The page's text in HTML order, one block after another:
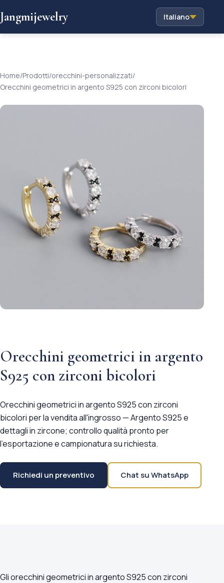
Jangmijewelry Italiano
Home/Prodotti/orecchini-personalizzati/
Orecchini geometrici in argento S925 con zirconi bicolori
Orecchini geometrici in argento
S925 con zirconi bicolori
Orecchini geometrici in argento S925 con zirconi
bicolori per la vendita all'ingrosso — Argento S925 e
dettagli in zircone; controllo qualità pronto per
l'esportazione e campionatura su richiesta.
Richiedi un preventivo Chat su WhatsApp
Gli orecchini geometrici in argento S925 con zirconi